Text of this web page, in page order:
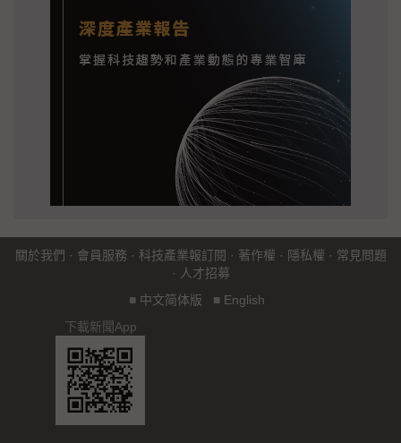
關於我們 · 會員服務 · 科技產業報訂閱 · 著作權 · 隱私權 · 常見問題
· 人才招募
■ 中文简体版 ■ English
下載新聞App